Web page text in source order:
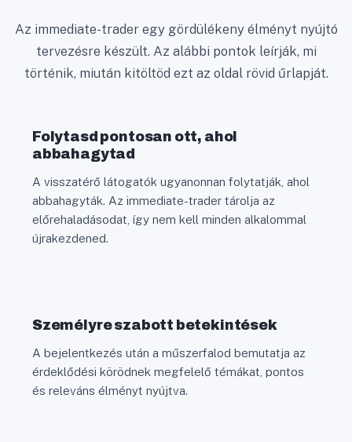
Az immediate-trader egy gördülékeny élményt nyújtó
tervezésre készült. Az alábbi pontok leírják, mi
történik, miután kitöltöd ezt az oldal rövid űrlapját.
Folytasd pontosan ott, ahol
abbahagytad
A visszatérő látogatók ugyanonnan folytatják, ahol
abbahagyták. Az immediate-trader tárolja az
előrehaladásodat, így nem kell minden alkalommal
újrakezdened.
Személyre szabott betekintések
A bejelentkezés után a műszerfalod bemutatja az
érdeklődési körödnek megfelelő témákat, pontos
és releváns élményt nyújtva.